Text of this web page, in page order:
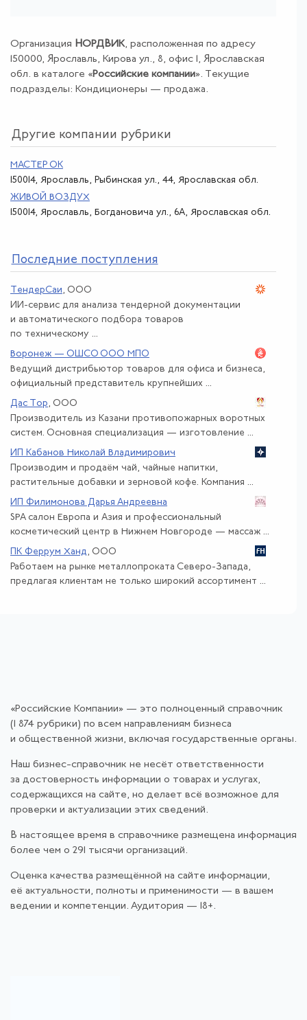
Организация НОРДВИК, расположенная по адресу
150000, Ярославль, Кирова ул., 8, офис 1, Ярославская
обл. в каталоге «Российские компании». Текущие
подразделы: Кондиционеры — продажа.
Другие компании рубрики
МАСТЕР ОК
150014, Ярославль, Рыбинская ул., 44, Ярославская обл.
ЖИВОЙ ВОЗДУХ
150014, Ярославль, Богдановича ул., 6А, Ярославская обл.
Последние поступления
ТендерСаи , ООО
ИИ-сервис для анализа тендерной документации
и автоматического подбора товаров
по техническому ...
Воронеж — ОШСО ООО МПО
Ведущий дистрибьютор товаров для офиса и бизнеса,
официальный представитель крупнейших ...
Дас Тор , ООО
Производитель из Казани противопожарных воротных
систем. Основная специализация — изготовление ...
ИП Кабанов Николай Владимирович
Производим и продаём чай, чайные напитки,
растительные добавки и зерновой кофе. Компания ...
ИП Филимонова Дарья Андреевна
SPA салон Европа и Азия и профессиональный
косметический центр в Нижнем Новгороде — массаж ...
ПК Феррум Ханд , ООО
Работаем на рынке металлопроката Северо-Запада,
предлагая клиентам не только широкий ассортимент ...
«Российские Компании» — это полноценный справочник
(1 874 рубрики) по всем направлениям бизнеса
и общественной жизни, включая государственные органы.
Наш бизнес-справочник не несёт ответственности
за достоверность информации о товарах и услугах,
содержащихся на сайте, но делает всё возможное для
проверки и актуализации этих сведений.
В настоящее время в справочнике размещена информация
более чем о 291 тысячи организаций.
Оценка качества размещённой на сайте информации,
её актуальности, полноты и применимости — в вашем
ведении и компетенции. Аудитория — 18+.